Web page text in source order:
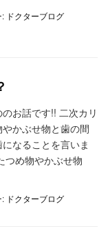
: ドクターブログ
お話です!! 二次カリ
かぶせ物と歯の間
なることを言いま
つめ物やかぶせ物
: ドクターブログ